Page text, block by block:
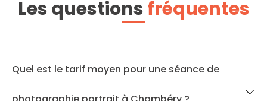
Les questionsfréquentes
Quel est le tarif moyen pour une séance de